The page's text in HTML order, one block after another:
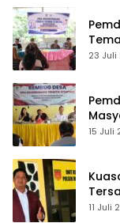
23 Juli
15 Juli
11 Juli